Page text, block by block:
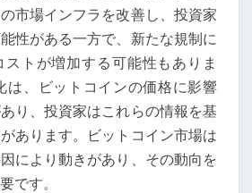
価
格
に
与
え
る
影
市場インフラを改善し、投資家
性がある一方で、新たな規制に
トが増加する可能性もありま
は、ビットコインの価格に影響
り、投資家はこれらの情報を基
あります。ビットコイン市場は
により動きがあり、その動向を
です。